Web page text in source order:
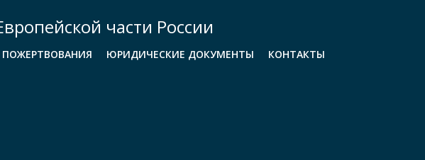
части России
ПОЖЕРТВОВАНИЯ ЮРИДИЧЕСКИЕ ДОКУМЕНТЫ КОНТАКТЫ